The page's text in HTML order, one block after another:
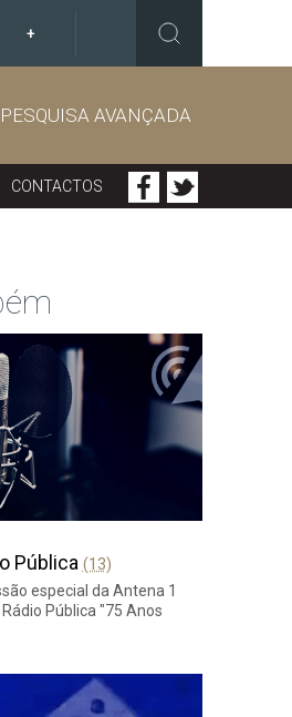
+
PESQUISA AVANÇADA
CONTACTOS
Pública (13)
especial da Antena 1
Pública "75 Anos